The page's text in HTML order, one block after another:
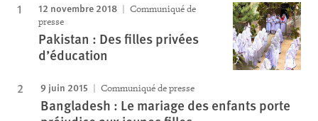
12 novembre 2018
Communiqué de
presse
Pakistan : Des filles privées
d’éducation
9 juin 2015 Communiqué de presse
Bangladesh : Le mariage des enfants porte